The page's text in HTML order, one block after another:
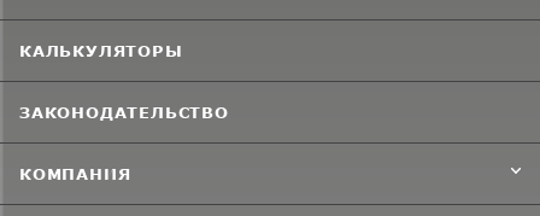
КАЛЬКУЛЯТОРЫ
ЗАКОНОДАТЕЛЬСТВО
КОМПАНИЯ